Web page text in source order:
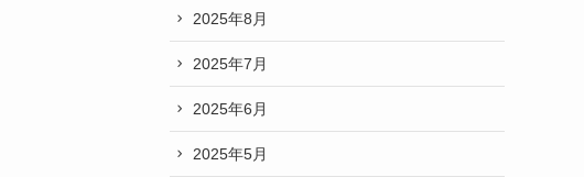
2025年8月
2025年7月
2025年6月
2025年5月